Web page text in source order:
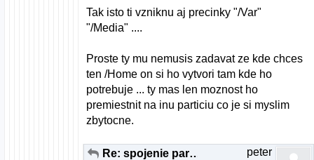
Tak isto ti vzniknu aj precinky "/Var"
"/Media" ....
Proste ty mu nemusis zadavat ze kde chces
ten /Home on si ho vytvori tam kde ho
potrebuje ... ty mas len moznost ho
premiestnit na inu particiu co je si myslim
zbytocne.
Re: spojenie particii pri instalacii U10.10 peter